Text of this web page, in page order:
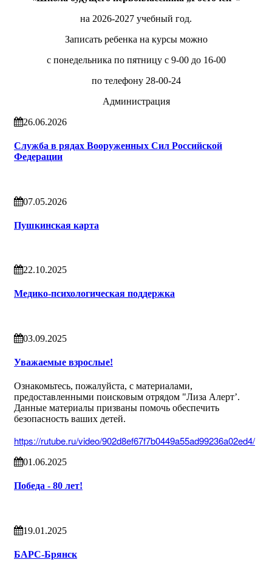
на 2026-2027 учебный год.
Записать ребенка на курсы можно
с понедельника по пятницу с 9-00 до 16-00
по телефону 28-00-24
Администрация
26.06.2026
Служба в рядах Вооруженных Сил Российской
Федерации
07.05.2026
Пушкинская карта
22.10.2025
Медико-психологическая поддержка
03.09.2025
Уважаемые взрослые!
Ознакомьтесь, пожалуйста, с материалами,
предоставленными поисковым отрядом "Лиза Алерт’.
Данные материалы призваны помочь обеспечить
безопасность ваших детей.
https://rutube.ru/video/902d8ef67f7b0449a55ad99236a02ed4/
01.06.2025
Победа - 80 лет!
19.01.2025
БАРС-Брянск